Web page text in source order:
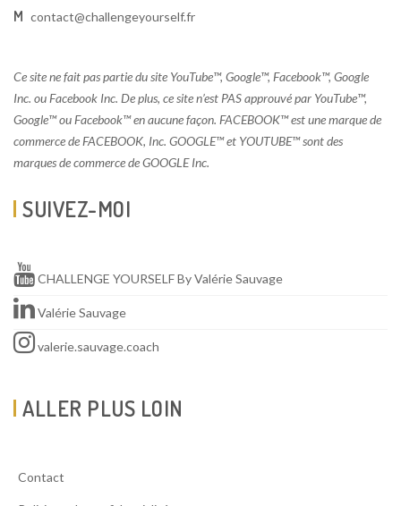
M contact@challengeyourself.fr
Ce site ne fait pas partie du site YouTube™, Google™, Facebook™, Google
Inc. ou Facebook Inc. De plus, ce site n’est PAS approuvé par YouTube™,
Google™ ou Facebook™ en aucune façon. FACEBOOK™ est une marque de
commerce de FACEBOOK, Inc. GOOGLE™ et YOUTUBE™ sont des
marques de commerce de GOOGLE Inc.
SUIVEZ-MOI
CHALLENGE YOURSELF By Valérie Sauvage
Valérie Sauvage
valerie.sauvage.coach
ALLER PLUS LOIN
Contact